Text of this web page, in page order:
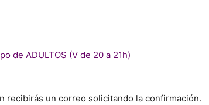
de ADULTOS (V de 20 a 21h)
recibirás un correo solicitando la confirmación.